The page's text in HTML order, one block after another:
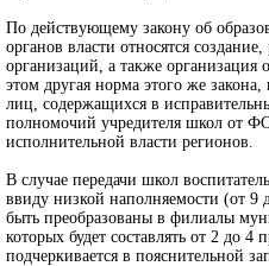
По действующему закону об
органов власти относятся
организаций, а также организация
этом другая норма этого же
лиц, содержащихся в
полномочий учредителя школ от
исполнительной власти регионов.
В случае передачи школ
ввиду низкой наполняемости (от
быть преобразованы в филиалы
которых будет составлять от 2 до 4
подчеркивается в пояснительной